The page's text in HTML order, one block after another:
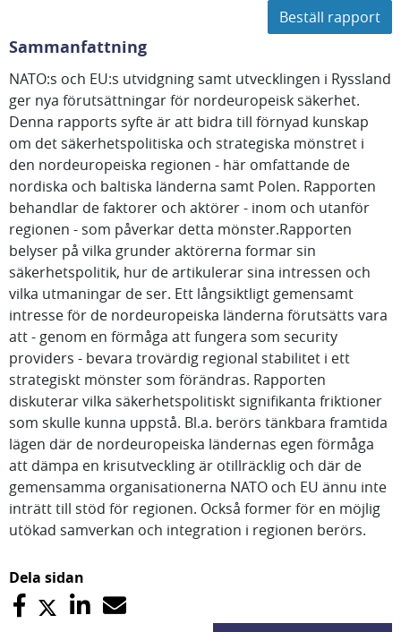
Beställ rapport
Sammanfattning
NATO:s och EU:s utvidgning samt utvecklingen i Ryssland
ger nya förutsättningar för nordeuropeisk säkerhet.
Denna rapports syfte är att bidra till förnyad kunskap
om det säkerhetspolitiska och strategiska mönstret i
den nordeuropeiska regionen - här omfattande de
nordiska och baltiska länderna samt Polen. Rapporten
behandlar de faktorer och aktörer - inom och utanför
regionen - som påverkar detta mönster.Rapporten
belyser på vilka grunder aktörerna formar sin
säkerhetspolitik, hur de artikulerar sina intressen och
vilka utmaningar de ser. Ett långsiktligt gemensamt
intresse för de nordeuropeiska länderna förutsätts vara
att - genom en förmåga att fungera som security
providers - bevara trovärdig regional stabilitet i ett
strategiskt mönster som förändras. Rapporten
diskuterar vilka säkerhetspolitiskt signifikanta friktioner
som skulle kunna uppstå. Bl.a. berörs tänkbara framtida
lägen där de nordeuropeiska ländernas egen förmåga
att dämpa en krisutveckling är otillräcklig och där de
gemensamma organisationerna NATO och EU ännu inte
inträtt till stöd för regionen. Också former för en möjlig
utökad samverkan och integration i regionen berörs.
Dela sidan